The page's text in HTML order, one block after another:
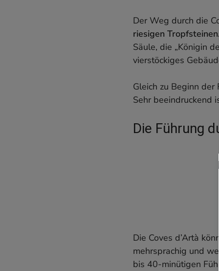
Der Weg durch die
riesigen Tropfsteinen
Säule, die „Königin
vierstöckiges
Gleich zu Beginn
Sehr beeindruckend
Die Führung
Die Coves d’Artà
mehrsprachig und
bis 40-minütigen